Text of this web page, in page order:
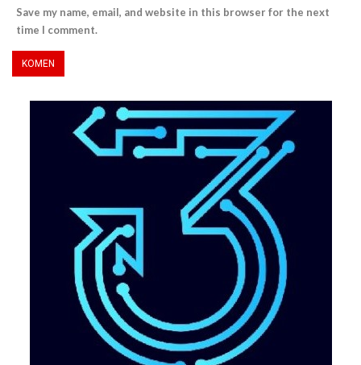
Save my name, email, and website in this browser for the next
time I comment.